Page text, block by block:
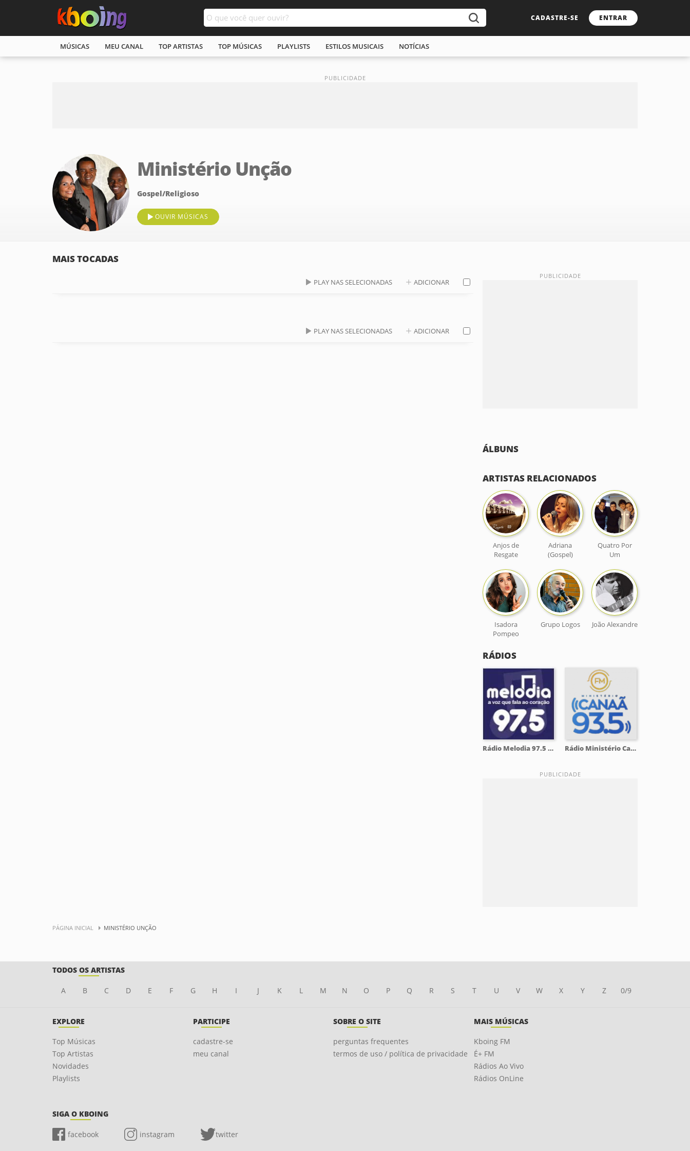
CADASTRE-SE ENTRAR
MÚSICAS MEU CANAL TOP ARTISTAS TOP MÚSICAS PLAYLISTS ESTILOS MUSICAIS NOTÍCIAS
Ministério Unção
Gospel/Religioso
OUVIR MÚSICAS
MAIS TOCADAS
PLAY NAS SELECIONADAS ADICIONAR
PLAY NAS SELECIONADAS ADICIONAR
ÁLBUNS
ARTISTAS RELACIONADOS
Anjos de
Resgate
Adriana
(Gospel)
Quatro Por
Um
Isadora
Pompeo
Grupo Logos João Alexandre
RÁDIOS
Rádio Melodia 97.5 FM Rádio Ministério Canaã 93.5 FM
PÁGINA INICIAL MINISTÉRIO UNÇÃO
TODOS OS ARTISTAS
A B C D E F G H I J K L M N O P Q R S T U V W X Y Z 0/9
EXPLORE
Top Músicas
Top Artistas
Novidades
Playlists
PARTICIPE
cadastre-se
meu canal
SOBRE O SITE
perguntas frequentes
termos de uso / política de privacidade
MAIS MÚSICAS
Kboing FM
É+ FM
Rádios Ao Vivo
Rádios OnLine
SIGA O KBOING
facebook instagram twitter